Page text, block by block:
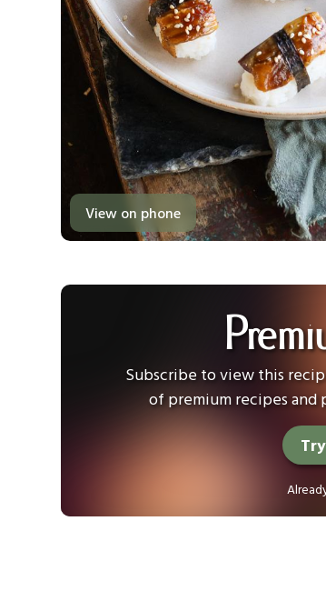
View on phone
Subscribe to view this
of premium recipes